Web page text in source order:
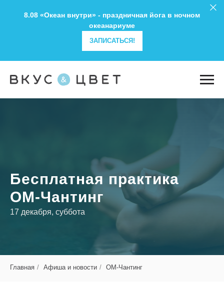
8.08 «Океан внутри» - праздничная йога в ночном
океанариуме
ЗАПИСАТЬСЯ!
Бесплатная практика
ОМ-Чантинг
17 декабря, суббота
Главная / Афиша и новости / ОМ-Чантинг